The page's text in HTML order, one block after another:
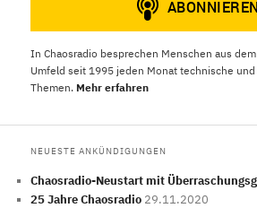
In Chaosradio besprechen Menschen aus dem
Umfeld seit 1995 jeden Monat technische
Themen. Mehr erfahren
NEUESTE ANKÜNDIGUNGEN
Chaosradio-Neustart mit
25 Jahre Chaosradio 29.11.2020